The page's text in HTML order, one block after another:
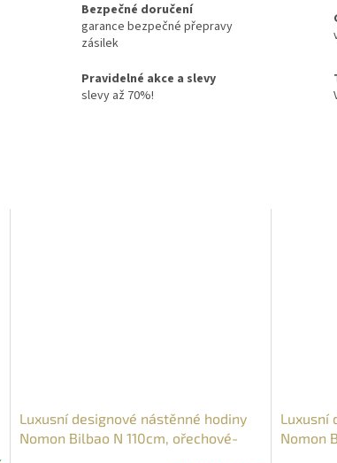
Bezpečné doručení
garance bezpečné přepravy
zásilek
Pravidelné akce a slevy
slevy až 70%!
Luxusní designové nástěnné hodiny
Nomon Bilbao N 110cm, ořechové-
Luxusní
Nomon